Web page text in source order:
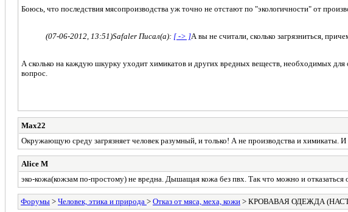
Боюсь, что последствия мясопроизводства уж точно не отстают по "экологичности" от
(07-06-2012, 13:51)Safaler Писал(а): [ -> ]А вы не считали, сколько загрязниться,
А сколько на каждую шкурку уходит химикатов и других вредных веществ, необходимых
вопрос.
Мах22
Окружающую среду загрязняет человек разумный, и только! А не производства и химикаты.
Alice M
эко-кожа(кожзам по-простому) не вредна. Дышащая кожа без пвх. Так что можно и
Форумы > Человек, этика и природа > Отказ от мяса, меха, кожи > КРОВАВАЯ ОДЕЖДА